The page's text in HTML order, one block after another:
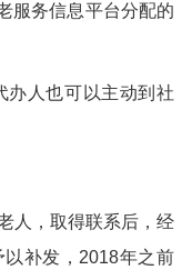
服务信息平台分配的
办人也可以主动到社
人，取得联系后，经
补发，2018年之前